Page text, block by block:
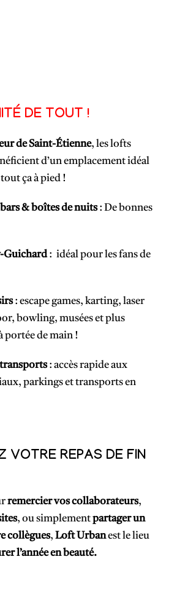
DE TOUT !
de Saint-Étienne, les lofts
d’un emplacement idéal
ça à pied !
& boîtes de nuits: De bonnes
Guichard: idéal pour les fans de
: escape games, karting, laser
bowling, musées et plus
portée de main !
: accès rapide aux
parkings et transports en
VOTRE REPAS DE FIN
remercier vos collaborateurs,
, ou simplementpartager un
collègues, Loft Urbanest le lieu
l’année en beauté.